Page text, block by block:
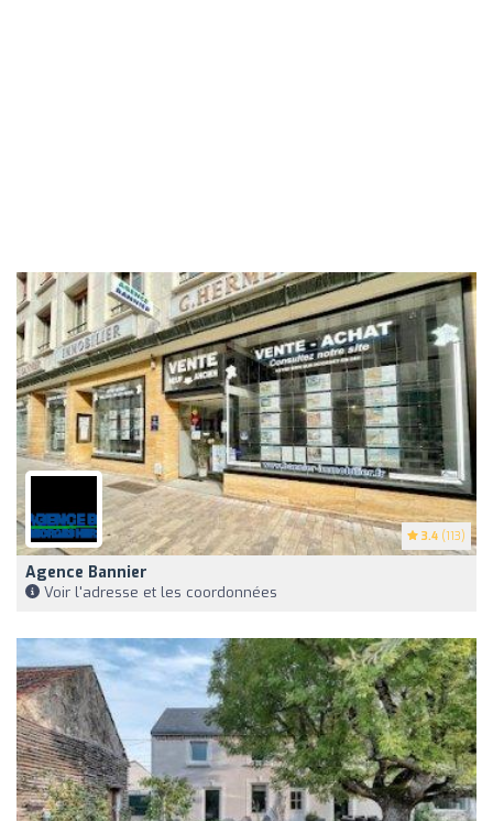
3.4 (113)
Agence Bannier
Voir l'adresse et les coordonnées